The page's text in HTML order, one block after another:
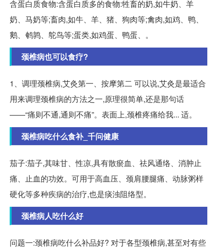
含蛋白质食物:含蛋白质多的食物:牲畜的奶,如牛奶、羊
奶、马奶等;畜肉,如牛、羊、猪、狗肉等;禽肉,如鸡、鸭、
鹅、鹌鹑、鸵鸟等;蛋类,如鸡蛋、鸭蛋、。
颈椎病也可以食疗?
1、调理颈椎病,艾灸第一、按摩第二 可以说,艾灸是最适合
用来调理颈椎病的方法之一,原理很简单,还是那句话
——“痛则不通,通则不痛”。表面上,颈椎疼痛给我... 适。
颈椎病吃什么食补_千问健康
茄子:茄子,其味甘、性凉,具有散瘀血、祛风通络、消肿止
痛、止血的功效。可用于高血压、颈肩腰腿痛、动脉粥样
硬化等多种疾病的治疗,也是痰浊阻络型。
颈椎病人吃什么好
问题一:颈椎病吃什么补品好? 对于各型颈椎病,甚至对有些